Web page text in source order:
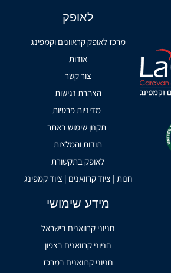
לאופק
מרכז לאופק קראוונים וקמפינג
אודות
צור קשר
הצהרת נגישות
מדיניות פרטיות
תקנון שימוש באתר
תודות והמלצות
לאופק בתקשורת
חנות | ציוד קרוואנים | ציוד קמפינג
מידע שימושי
חניוני קרוואנים בישראל
חניוני קרוואנים בצפון
חניוני קרוואנים במרכז